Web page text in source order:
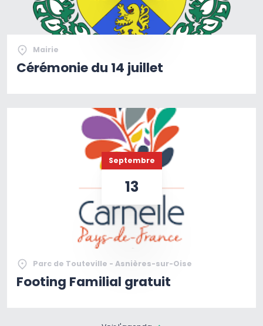
Mairie
Cérémonie du 14 juillet
Septembre
13
Parc de Touteville - Asnières-sur-Oise
Footing Familial gratuit